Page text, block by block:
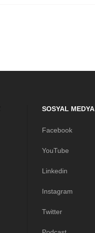
SOSYAL MEDYA
Facebook
YouTube
Linkedin
Instagram
Twitter